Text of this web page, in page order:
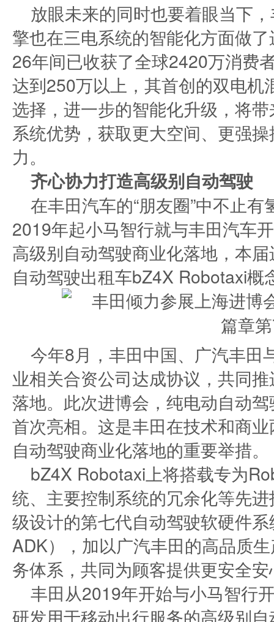
放眼未来的同时也要着眼当下
擎也在三电系统的智能化方面做
26年间已收获了全球2420万消费
达到250万以上，其首创的双电
选择，进一步的智能化升级，将
系统优势，获取更大空间、更强
力。
齐心协力打造高级别自动驾驶
在丰田汽车的“朋友圈”中不止
2019年起小马智行就与丰田汽车
高级别自动驾驶商业化落地，本
自动驾驶出租车bZ4X Robotaxi概
今年8月，丰田中国、广汽丰田
业相关合资公司达成协议，共同
落地。此次进博会，纯电动自动
首次亮相。这是丰田在技术和商
自动驾驶商业化落地的重要举措。
bZ4X Robotaxi上将搭载专为
统、主要控制系统的冗余化等先
级设计的第七代自动驾驶软硬件
ADK），加以广汽丰田的高品质
务体系，共同为顾客提供更安全
丰田从2019年开始与小马智行
研发用于移动出行服务的高级别